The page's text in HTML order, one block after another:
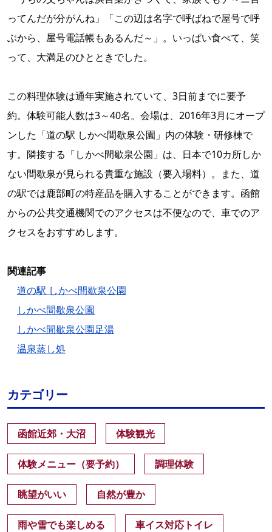
ってんだが分がんね」「この辺は名字で呼ばねで屋号で呼
ぶから、屋号電話帳もあるんだ～」。いっぱい食べて、笑
って、大満足のひとときでした。
この料理体験は通年実施されていて、3日前までに要予
約。体験可能人数は3～40名。会場は、2016年3月にオープ
ンした「道の駅 しかべ間歇泉公園」内の体験・研修棟で
す。隣接する「しかべ間歇泉公園」は、日本で10カ所しか
ない間歇泉が見られる貴重な施設（要入場料）。また、道
の駅では鹿部町の特産品を購入することができます。函館
からの公共交通機関でのアクセスは不便なので、車でのア
クセスをおすすめします。
関連記事
道の駅 しかべ間歇泉公園
しかべ間歇泉公園
しかべ間歇泉公園足湯
温泉蒸し処
カテゴリー
函館近郊・大沼 体験観光
体験メニュー（要予約） 調理体験
眺望がいい 自然が豊か
雨や雪でも楽しめる 車イス対応トイレ